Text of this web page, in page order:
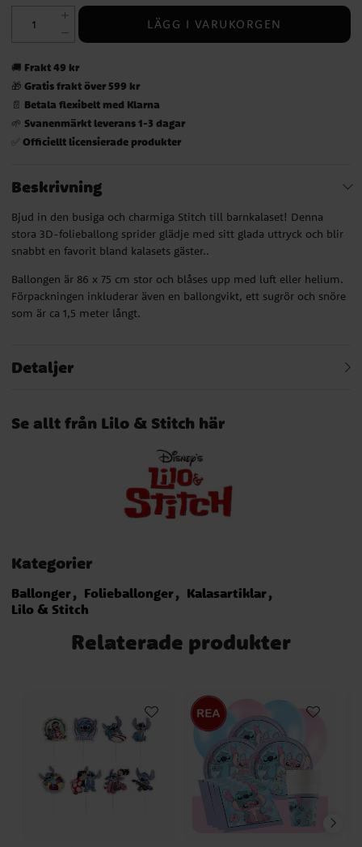
LÄGG I VARUKORGEN
🚚 Frakt 49 kr
🎁 Gratis frakt över 599 kr
📄 Betala flexibelt med Klarna
🌱 Svanenmärkt leverans 1-3 dagar
✅ Officiellt licensierade produkter
Beskrivning
Bjud in den busiga och charmiga Stitch till barnkalaset! Denna
stora 3D-folieballong sprider glädje med sitt glada uttryck och blir
snabbt en favorit bland kalasets gäster..
Ballongen är 86 x 75 cm stor och blåses upp med luft eller helium.
Förpackningen inkluderar även en ballongvikt, ett sugrör och snöre
som är ca 1,5 meter långt.
Detaljer
Se allt från Lilo & Stitch här
Kategorier
Ballonger Folieballonger
Kalasartiklar
Lilo & Stitch
Relaterade produkter